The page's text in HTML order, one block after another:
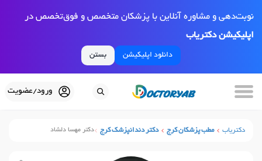
نوبت‌دهی و مشاوره آنلاین با پزشکان متخصص و فوق‌تخصص در
اپلیکیشن دکتریاب
دانلود اپلیکیشن بستن
ورود/عضویت
دکتریاب مطب پزشکان کرج دکتر دندانپزشک کرج دکتر مهسا دلشاد